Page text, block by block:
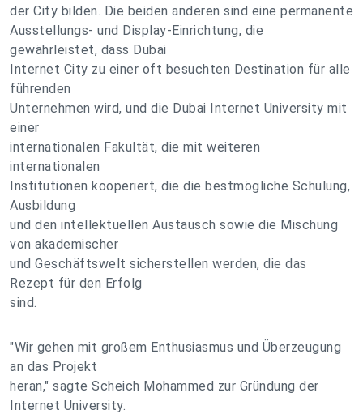
der City bilden. Die beiden anderen sind eine permanente
Ausstellungs- und Display-Einrichtung, die
gewährleistet, dass Dubai
Internet City zu einer oft besuchten Destination für alle
führenden
Unternehmen wird, und die Dubai Internet University mit
einer
internationalen Fakultät, die mit weiteren
internationalen
Institutionen kooperiert, die die bestmögliche Schulung,
Ausbildung
und den intellektuellen Austausch sowie die Mischung
von akademischer
und Geschäftswelt sicherstellen werden, die das
Rezept für den Erfolg
sind.
"Wir gehen mit großem Enthusiasmus und Überzeugung
an das Projekt
heran," sagte Scheich Mohammed zur Gründung der
Internet University.